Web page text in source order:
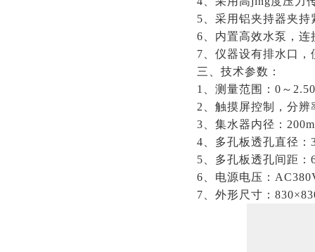
5、采用铝夹持器夹
6、内置高效水泵，
7、仪器设有排水口
三、技术参数：
1、测量范围：0～
2、触摸屏控制，分辨
3、集水器内径：
4、多孔板透孔直径：
5、多孔板透孔间距：
6、电源电压：
7、外形尺寸：